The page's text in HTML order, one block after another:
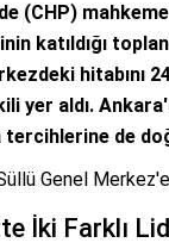
(CHP)
katıldığı
yer aldı.
de
Genel
İki Farklı